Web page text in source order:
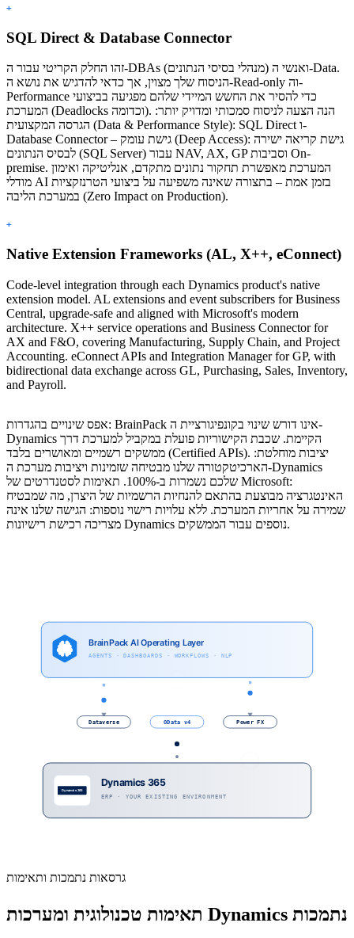
+
SQL Direct & Database Connector
זהו החלק הקריטי עבור ה-DBAs (מנהלי בסיסי הנתונים) ואנשי ה-Data.
הניסוח שלך מצוין, אך כדאי להדגיש את נושא ה-Read-only וה-
Performance כדי להסיר את החשש המיידי שלהם מפגיעה בביצועי
המערכת (Deadlocks וכדומה). הנה הצעה לניסוח סמכותי ומדויק יותר:
הגרסה המקצועית (Data & Performance Style): SQL Direct ו-
Database Connector – גישת עומק (Deep Access): גישת קריאה ישירה
לבסיס הנתונים (SQL Server) עבור NAV, AX, GP וסביבות On-
premise. המערכת מאפשרת תחקור נתונים מתקדם, אנליטיקה ואימון
מודלי AI בזמן אמת – בתצורה שאינה משפיעה על ביצועי הטרנזקציות
במערכת הליבה (Zero Impact on Production).
+
Native Extension Frameworks (AL, X++, eConnect)
Code-level integration through each Dynamics product's native
extension model. AL extensions and event subscribers for Business
Central, upgrade-safe and aligned with Microsoft's modern
architecture. X++ service operations and Business Connector for
AX and F&O, covering Manufacturing, Supply Chain, and Project
Accounting. eConnect APIs and Integration Manager for GP, with
bidirectional data exchange across GL, Purchasing, Sales, Inventory,
and Payroll.
אפס שינויים בהגדרות: BrainPack אינו דורש שינוי בקונפיגורציית ה-
Dynamics הקיימת. שכבת הקישוריות פועלת במקביל למערכת דרך
ממשקים רשמיים ומאושרים בלבד (Certified APIs). יציבות מוחלטת:
הארכיטקטורה שלנו מבטיחה שזמינות ויציבות מערכת ה-Dynamics
שלכם נשמרות ב-100%. תאימות לסטנדרטים של Microsoft:
האינטגרציה מבוצעת בהתאם להנחיות הרשמיות של היצרן, מה שמבטיח
שמירה על אחריות המערכת. ללא עלויות רישוי נוספות: הגישה שלנו אינה
מצריכה רכישת רישיונות Dynamics נוספים עבור הממשקים.
BrainPack AI Operating Layer
AGENTS · DASHBOARDS · WORKFLOWS · NLP
Dataverse OData v4 Power FX
Dynamics 365
ERP · YOUR EXISTING ENVIRONMENT
גרסאות נתמכות ותאימות
תאימות טכנולוגית ומערכות Dynamics נתמכות